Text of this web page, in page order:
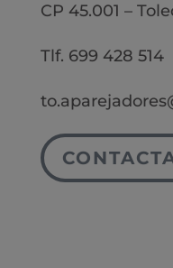
CP 45.001 –
Tlf. 699 428 514